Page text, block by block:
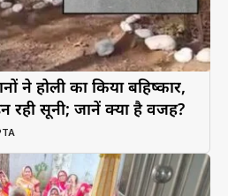
ने होली का किया बहिष्कार,
रही सूनी; जानें क्या है वजह?